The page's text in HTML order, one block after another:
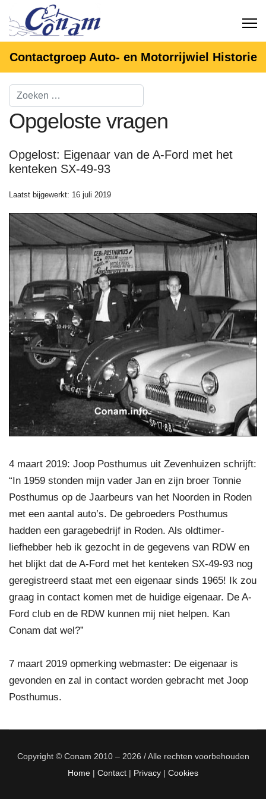
Contactgroep Auto- en Motorrijwiel Historie
Opgeloste vragen
Opgelost: Eigenaar van de A-Ford met het
kenteken SX-49-93
Laatst bijgewerkt: 16 juli 2019
4 maart 2019: Joop Posthumus uit Zevenhuizen schrijft:
“In 1959 stonden mijn vader Jan en zijn broer Tonnie
Posthumus op de Jaarbeurs van het Noorden in Roden
met een aantal auto’s. De gebroeders Posthumus
hadden een garagebedrijf in Roden. Als oldtimer-
liefhebber heb ik gezocht in de gegevens van RDW en
het blijkt dat de A-Ford met het kenteken SX-49-93 nog
geregistreerd staat met een eigenaar sinds 1965! Ik zou
graag in contact komen met de huidige eigenaar. De A-
Ford club en de RDW kunnen mij niet helpen. Kan
Conam dat wel?”
7 maart 2019 opmerking webmaster: De eigenaar is
gevonden en zal in contact worden gebracht met Joop
Posthumus.
Copyright © Conam 2010 – 2026 / Alle rechten voorbehouden
Home | Contact | Privacy | Cookies